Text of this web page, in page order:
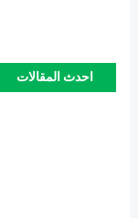
احدث المقالات